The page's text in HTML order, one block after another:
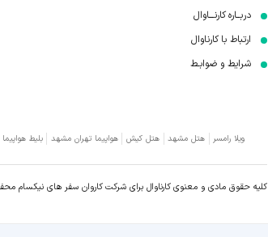
دربــاره کارنـــاوال
ارتباط با کارناوال
شرایط و ضوابـط
ویلا رامسر هتل مشهد هتل کیش هواپیما تهران مشهد بلیط
کلیه حقوق مادی و معنوی کارناوال برای شرکت کاروان سفر های نیکسام